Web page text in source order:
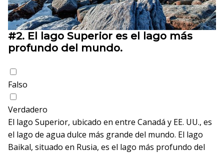
#2. El lago Superior es el lago más
profundo del mundo.
Falso
Verdadero
El lago Superior, ubicado en entre Canadá y EE. UU., es
el lago de agua dulce más grande del mundo. El lago
Baikal, situado en Rusia, es el lago más profundo del